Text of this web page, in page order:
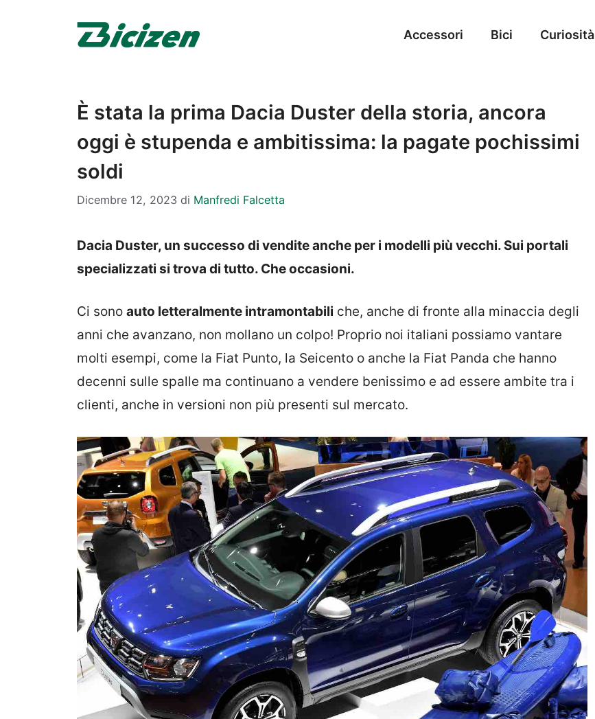
Accessori Bici Curiosità
È stata la prima Dacia Duster della storia, ancora
oggi è stupenda e ambitissima: la pagate pochissimi
soldi
Dicembre 12, 2023 di Manfredi Falcetta
Dacia Duster, un successo di vendite anche per i modelli più vecchi. Sui portali
specializzati si trova di tutto. Che occasioni.
Ci sono auto letteralmente intramontabili che, anche di fronte alla minaccia degli
anni che avanzano, non mollano un colpo! Proprio noi italiani possiamo vantare
molti esempi, come la Fiat Punto, la Seicento o anche la Fiat Panda che hanno
decenni sulle spalle ma continuano a vendere benissimo e ad essere ambite tra i
clienti, anche in versioni non più presenti sul mercato.